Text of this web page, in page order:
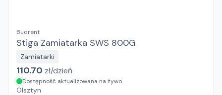
Budrent
Stiga Zamiatarka SWS 800G
Zamiatarki
110.70 zł/dzień
Dostępność aktualizowana na żywo
Olsztyn